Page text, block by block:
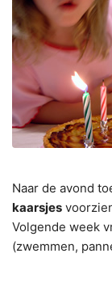
Naar de avond
kaarsjes
Volgende week
(zwemmen,